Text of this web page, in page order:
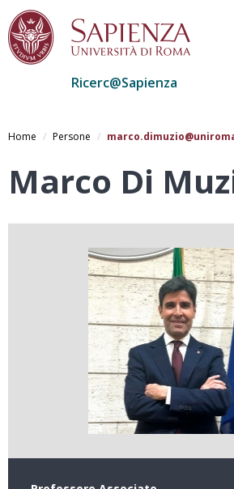
al
Ricerc@Sapienza
Home Persone
Marco Di